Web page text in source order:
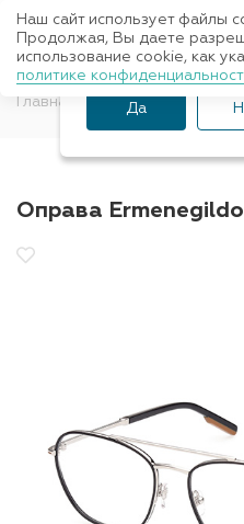
Главная Оправы для очков
Оправа
Ваш город Санкт-
Петербург?
Да
Наш сайт использует файлы
Продолжая, Вы даете
использование cookie, как
политике